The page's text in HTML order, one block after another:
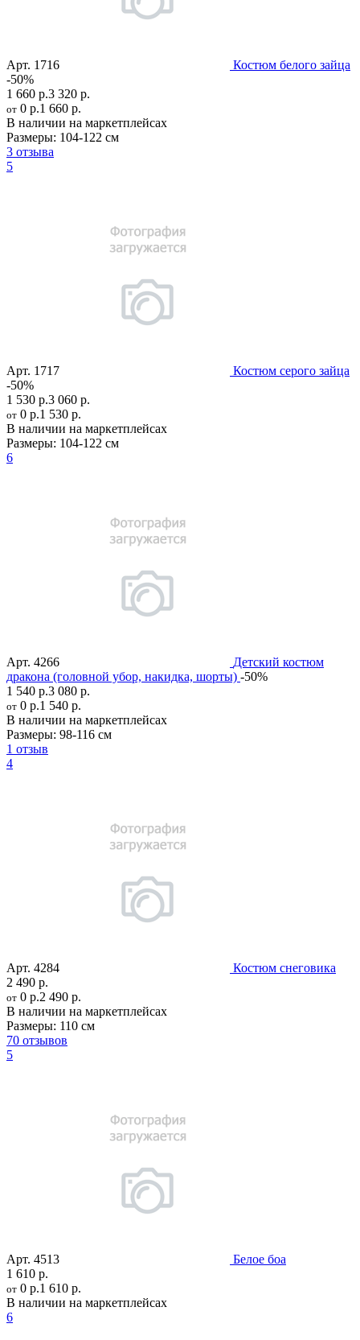
Арт. 1716
Костюм белого зайца
-50%
1 660 р.3 320 р.
от 0 р.1 660 р.
В наличии на маркетплейсах
Размеры: 104-122 см
3 отзыва
5
Арт. 1717
Костюм серого зайца
-50%
1 530 р.3 060 р.
от 0 р.1 530 р.
В наличии на маркетплейсах
Размеры: 104-122 см
6
Арт. 4266
Детский костюм
дракона (головной убор, накидка, шорты) -50%
1 540 р.3 080 р.
от 0 р.1 540 р.
В наличии на маркетплейсах
Размеры: 98-116 см
1 отзыв
4
Арт. 4284
Костюм снеговика
2 490 р.
от 0 р.2 490 р.
В наличии на маркетплейсах
Размеры: 110 см
70 отзывов
5
Арт. 4513
Белое боа
1 610 р.
от 0 р.1 610 р.
В наличии на маркетплейсах
6